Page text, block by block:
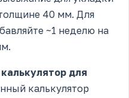
40 мм. Для
~1 неделю на
для
калькулятор